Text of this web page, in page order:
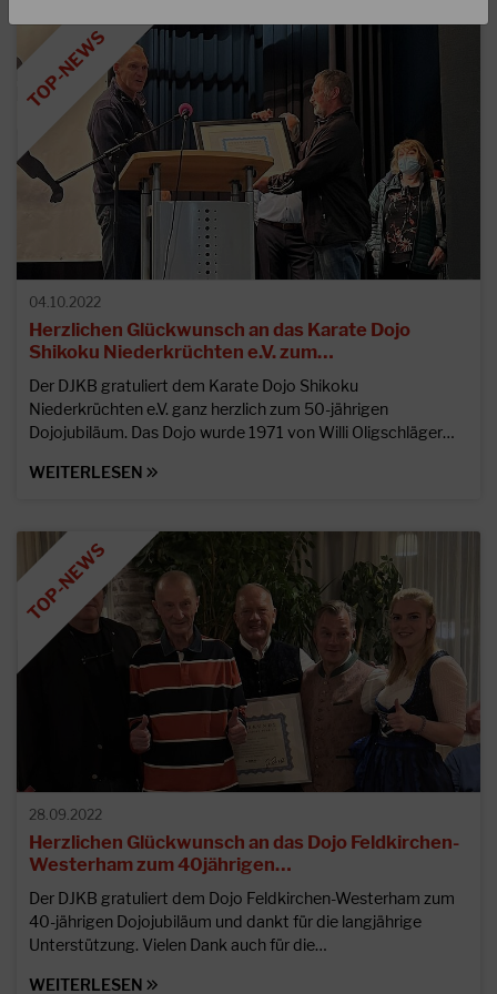
04.10.2022
Herzlichen Glückwunsch an das Karate Dojo
Shikoku Niederkrüchten e.V. zum…
Der DJKB gratuliert dem Karate Dojo Shikoku
Niederkrüchten e.V. ganz herzlich zum 50-jährigen
Dojojubiläum. Das Dojo wurde 1971 von Willi Oligschläger…
WEITERLESEN
28.09.2022
Herzlichen Glückwunsch an das Dojo Feldkirchen-
Westerham zum 40jährigen…
Der DJKB gratuliert dem Dojo Feldkirchen-Westerham zum
40-jährigen Dojojubiläum und dankt für die langjährige
Unterstützung. Vielen Dank auch für die…
WEITERLESEN